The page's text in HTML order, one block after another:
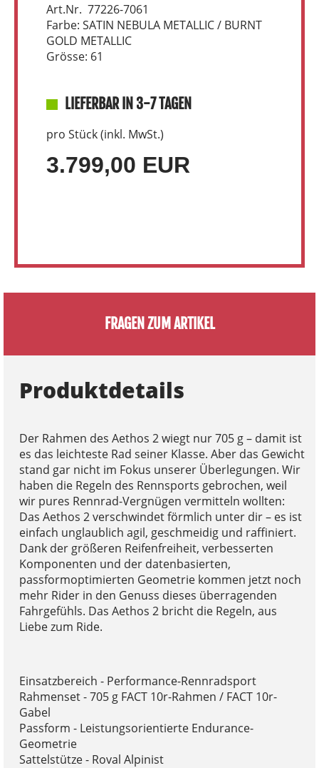
Art.Nr. 77226-7061
Farbe: SATIN NEBULA METALLIC / BURNT
GOLD METALLIC
Grösse: 61
LIEFERBAR IN 3-7 TAGEN
pro Stück (inkl. MwSt.)
3.799,00 EUR
FRAGEN ZUM ARTIKEL
Produktdetails
Der Rahmen des Aethos 2 wiegt nur 705 g – damit ist
es das leichteste Rad seiner Klasse. Aber das Gewicht
stand gar nicht im Fokus unserer Überlegungen. Wir
haben die Regeln des Rennsports gebrochen, weil
wir pures Rennrad-Vergnügen vermitteln wollten:
Das Aethos 2 verschwindet förmlich unter dir – es ist
einfach unglaublich agil, geschmeidig und raffiniert.
Dank der größeren Reifenfreiheit, verbesserten
Komponenten und der datenbasierten,
passformoptimierten Geometrie kommen jetzt noch
mehr Rider in den Genuss dieses überragenden
Fahrgefühls. Das Aethos 2 bricht die Regeln, aus
Liebe zum Ride.
Einsatzbereich - Performance-Rennradsport
Rahmenset - 705 g FACT 10r-Rahmen / FACT 10r-
Gabel
Passform - Leistungsorientierte Endurance-
Geometrie
Sattelstütze - Roval Alpinist